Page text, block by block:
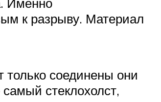
к разрыву. Материал
только соединены они
стеклохолст,